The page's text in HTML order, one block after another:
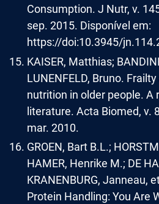
Consumption. J Nutr, v.
sep. 2015. Disponível em:
https://doi:10.3945/
KAISER, Matthias;
LUNENFELD, Bruno.
nutrition in older people. A
literature. Acta Biomed, v.
mar. 2010.
GROEN, Bart B.L.;
HAMER, Henrike M.; DE
KRANENBURG, Janneau,
Protein Handling: You Are